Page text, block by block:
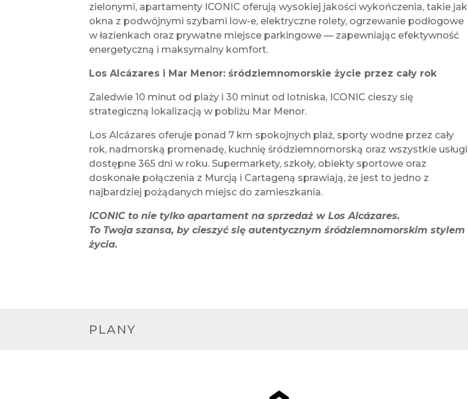
zielonymi, apartamenty ICONIC oferują wysokiej jakości wykończenia, takie jak
okna z podwójnymi szybami low-e, elektryczne rolety, ogrzewanie podłogowe
w łazienkach oraz prywatne miejsce parkingowe — zapewniając efektywność
energetyczną i maksymalny komfort.
Los Alcázares i Mar Menor: śródziemnomorskie życie przez cały rok
Zaledwie 10 minut od plaży i 30 minut od lotniska, ICONIC cieszy się
strategiczną lokalizacją w pobliżu Mar Menor.
Los Alcázares oferuje ponad 7 km spokojnych plaż, sporty wodne przez cały
rok, nadmorską promenadę, kuchnię śródziemnomorską oraz wszystkie usługi
dostępne 365 dni w roku. Supermarkety, szkoły, obiekty sportowe oraz
doskonałe połączenia z Murcją i Cartageną sprawiają, że jest to jedno z
najbardziej pożądanych miejsc do zamieszkania.
ICONIC to nie tylko apartament na sprzedaż w Los Alcázares.
To Twoja szansa, by cieszyć się autentycznym śródziemnomorskim stylem
życia.
PLANY